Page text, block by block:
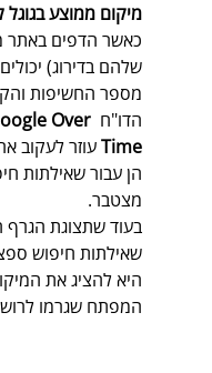
מיקום ממוצע בגוגל
כאשר הדפים באתר
שלהם בדירוג)
מספר החשיפות
הדו"ח Over
Time עוזר לעקוב
הן עבור שאילתות
מצטבר.
בעוד שתצוגת הגרף
שאילתות חיפוש
היא להציג את
המפתח שגרמו